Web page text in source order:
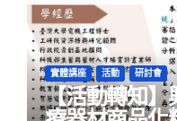
實體講座 活動 研討會
【活動轉知】